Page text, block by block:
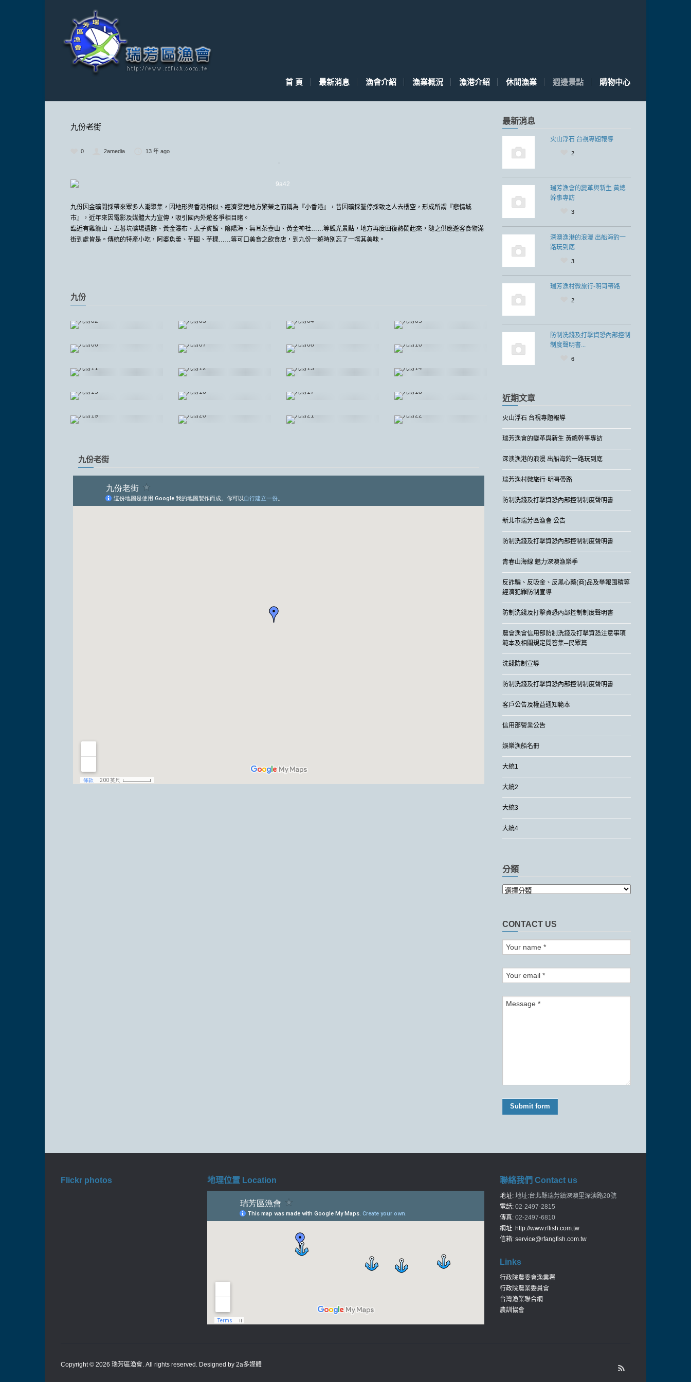
首 頁 最新消息 漁會介紹 漁業概況 漁港介紹 休閒漁業 週邊景點 購物中心
九份老街
0 2amedia 13 年 ago
九份因金礦開採帶來眾多人潮聚集，因地形與香港相似、經濟發達地方繁榮之而稱為『小香港』，昔因礦採鑿停採致之人去樓空，形成所謂『悲情城
市』，近年來因電影及媒體大力宣傳，吸引國內外遊客爭相目睹。
臨近有雞籠山、五蕃坑礦場遺跡、黃金瀑布、太子賓館、陰陽海、無耳茶壺山、黃金神社……等觀光景點，地方再度回復熱鬧起來，隨之供應遊客食物滿
街到處皆是。傳統的特產小吃，阿婆魚羹、芋圓、芋粿……等可口美食之飲食店，到九份一遊時別忘了一嚐其美味。
九份
九份老街
最新消息
火山浮石 台視專題報導
2
瑞芳漁會的變革與新生 黃總
幹事專訪
3
深澳漁港的浪漫 出船海釣一
路玩到底
3
瑞芳漁村微旅行-明哥帶路
2
防制洗錢及打擊資恐內部控制
制度聲明書...
6
近期文章
火山浮石 台視專題報導
瑞芳漁會的變革與新生 黃總幹事專訪
深澳漁港的浪漫 出船海釣一路玩到底
瑞芳漁村微旅行-明哥帶路
防制洗錢及打擊資恐內部控制制度聲明書
新北市瑞芳區漁會 公告
防制洗錢及打擊資恐內部控制制度聲明書
青春山海線 魅力深澳漁樂季
反詐騙、反吸金、反黑心藥(商)品及舉報囤積等
經濟犯罪防制宣導
防制洗錢及打擊資恐內部控制制度聲明書
農會漁會信用部防制洗錢及打擊資恐注意事項
範本及相關規定問答集─民眾篇
洗錢防制宣導
防制洗錢及打擊資恐內部控制制度聲明書
客戶公告及權益通知範本
信用部營業公告
娛樂漁船名冊
大統1
大統2
大統3
大統4
分類
CONTACT US
Flickr photos 地理位置 Location 聯絡我們 Contact us
地址: 地址:台北縣瑞芳鎮深澳里深澳路20號
電話: 02-2497-2815
傳真: 02-2497-6810
網址: http://www.rffish.com.tw
信箱: service@rfangfish.com.tw
Links
行政院農委會漁業署
行政院農業委員會
台灣漁業聯合網
農訓協會
Copyright © 2026 瑞芳區漁會 . All rights reserved. Designed by 2a多媒體